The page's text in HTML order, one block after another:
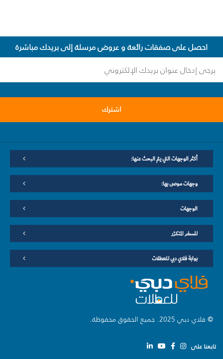
احصل على صفقات رائعة و عروض مرسلة إلى بريدك مباشرة
اشترك
أكثر الوجهات التي يتم البحث عنها:
وجهات موصى بها:
الوجهات
للسفر المتكرّر
بوابة فلاي دبي للعطلات
© فلاي دبي 2025. جميع الحقوق محفوظة.
تابعنا على